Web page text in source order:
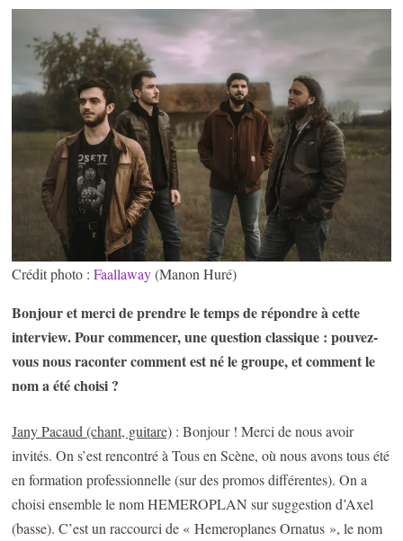
Crédit photo :Faallaway(Manon Huré)
Bonjour et merci de prendre le temps de répondre à cette
interview. Pour commencer, une question classique : pouvez-
vous nous raconter comment est né le groupe, et comment le
nom a été choisi ?
Jany Pacaud (chant, guitare) : Bonjour ! Merci de nous avoir
invités. On s’est rencontré à Tous en Scène, où nous avons tous été
en formation professionnelle (sur des promos différentes). On a
choisi ensemble le nom HEMEROPLAN sur suggestion d’Axel
(basse). C’est un raccourci de « Hemeroplanes Ornatus », le nom